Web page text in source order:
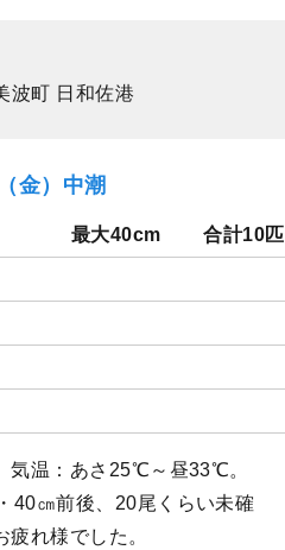
波町 日和佐港
金）中潮
最大40cm 合計10匹
気温：あさ25℃～昼33℃。
40㎝前後、20尾くらい未確
れ様でした。